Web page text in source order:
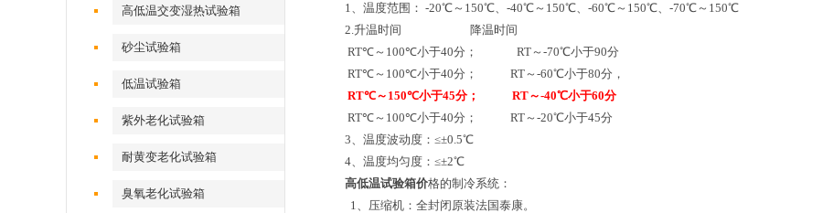
高低温交变湿热试验箱
砂尘试验箱
低温试验箱
紫外老化试验箱
耐黄变老化试验箱
臭氧老化试验箱
1、温度范围： -20℃～150℃、-40℃～150℃、-60℃～150℃、-70℃～150℃
2.升温时间 降温时间
RT℃～100℃小于40分； RT～-70℃小于90分
RT℃～100℃小于40分； RT～-60℃小于80分，
RT℃～150℃小于45分； RT～-40℃小于60分
RT℃～100℃小于40分； RT～-20℃小于45分
3、温度波动度：≤±0.5℃
4、温度均匀度：≤±2℃
高低温试验箱价格的制冷系统：
1、压缩机：全封闭原装法国泰康。